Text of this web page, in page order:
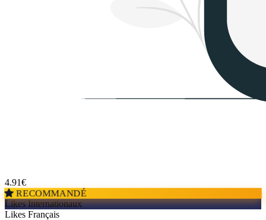
4.91€
RECOMMANDÉ
Likes Internationaux
Likes Français